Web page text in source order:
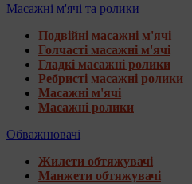
Масажні м'ячі та ролики
Подвійні масажні м'ячі
Голчасті масажні м'ячі
Гладкі масажні ролики
Ребристі масажні ролики
Масажні м'ячі
Масажні ролики
Обважнювачі
Жилети обтяжувачі
Манжети обтяжувачі